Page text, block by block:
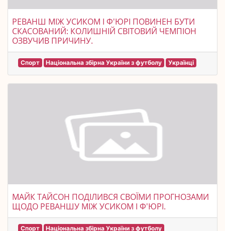
РЕВАНШ МІЖ УСИКОМ І Ф'ЮРІ ПОВИНЕН БУТИ
СКАСОВАНИЙ: КОЛИШНІЙ СВІТОВИЙ ЧЕМПІОН
ОЗВУЧИВ ПРИЧИНУ.
Спорт Національна збірна України з футболу Українці
МАЙК ТАЙСОН ПОДІЛИВСЯ СВОЇМИ ПРОГНОЗАМИ
ЩОДО РЕВАНШУ МІЖ УСИКОМ І Ф'ЮРІ.
Спорт
Національна збірна України з футболу